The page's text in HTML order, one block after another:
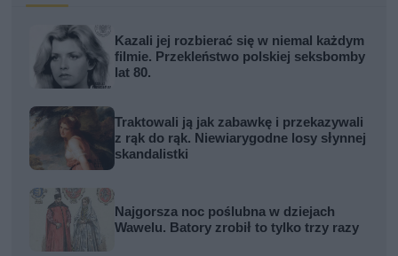
Kazali jej rozbierać się w niemal każdym
filmie. Przekleństwo polskiej seksbomby
lat 80.
Traktowali ją jak zabawkę i przekazywali
z rąk do rąk. Niewiarygodne losy słynnej
skandalistki
Najgorsza noc poślubna w dziejach
Wawelu. Batory zrobił to tylko trzy razy